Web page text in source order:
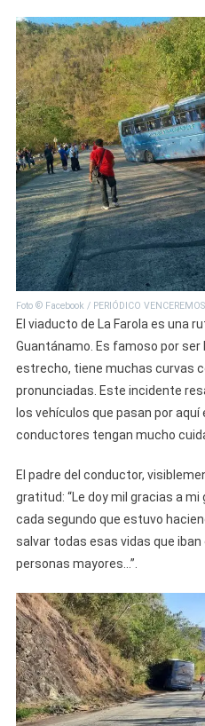
Foto © Facebook / PERIÓDICO VENCEREMOS
El viaducto de La Farola es una
Guantánamo. Es famoso por
estrecho, tiene muchas curvas
pronunciadas. Este incidente
los vehículos que pasan por
conductores tengan mucho
El padre del conductor,
gratitud: “Le doy mil gracias a
cada segundo que estuvo
salvar todas esas vidas que iban
personas mayores…”.